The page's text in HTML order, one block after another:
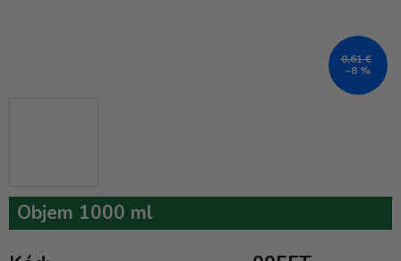
Objem 1000 ml
0,61 €
–8 %